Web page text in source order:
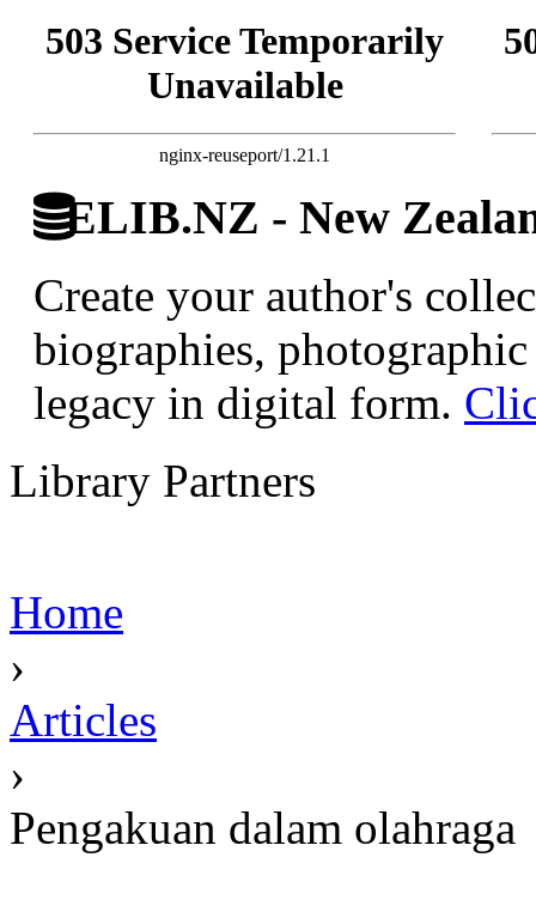
503 Service Temporarily
Unavailable
nginx-reuseport/1.21.1
ELIB.NZ - New
Create your author's
biographies,
legacy in digital form.
Library Partners
Home
›
Articles
›
Pengakuan dalam olahraga